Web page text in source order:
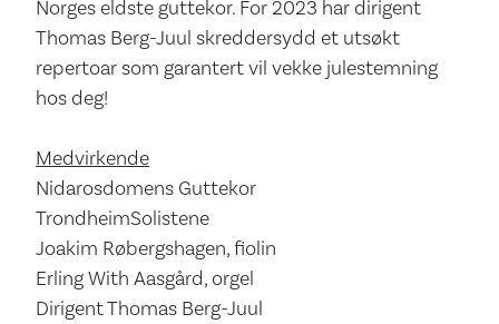
Norges eldste guttekor. For 2023 har dirigent
Thomas Berg-Juul skreddersydd et utsøkt
repertoar som garantert vil vekke julestemning
hos deg!
Medvirkende
Nidarosdomens Guttekor
TrondheimSolistene
Joakim Røbergshagen, fiolin
Erling With Aasgård, orgel
Dirigent Thomas Berg-Juul